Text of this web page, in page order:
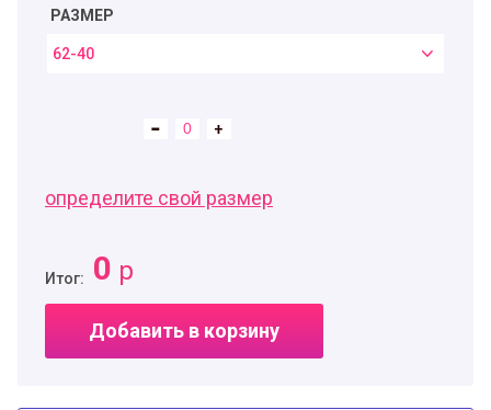
РАЗМЕР
62-40
определите свой размер
Итог: 0 р
Добавить в корзину